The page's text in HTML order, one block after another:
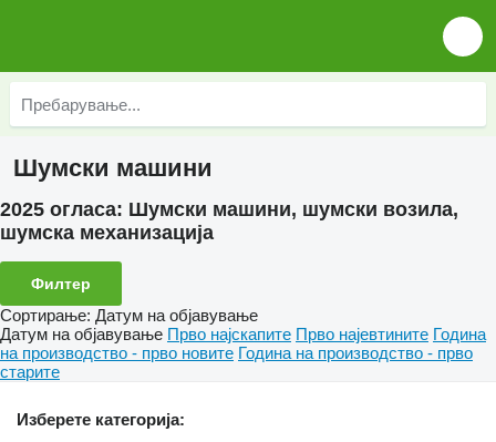
Шумски машини
2025 огласа: Шумски машини, шумски возила,
шумска механизација
Филтер
Сортирање: Датум на објавување
Датум на објавување Прво најскапите Прво најевтините Година
на производство - прво новите Година на производство - прво
старите
Изберете категорија: